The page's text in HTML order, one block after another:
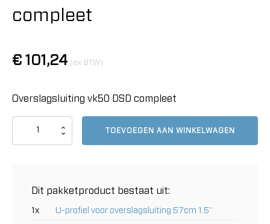
compleet
€ 101,24 (ex BTW)
Overslagsluiting vk50 DSD compleet
Overslagsluiting
TOEVOEGEN AAN WINKELWAGEN
Dit pakketproduct bestaat uit:
1x U-profiel voor overslagsluiting 57cm 1.5''